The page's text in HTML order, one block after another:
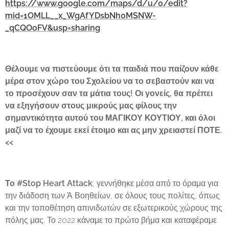
https://www.google.com/maps/d/u/0/edit?
mid=1OMLL__x_WgAfYDsbNh0MSNW-
_qCQOoFV&usp=sharing
Θέλουμε να πιστεύουμε ότι τα παιδιά που παίζουν κάθε
μέρα στον χώρο του Σχολείου να το σεβαστούν και να
το προσέχουν σαν τα μάτια τους! Οι γονείς, θα πρέπει
να εξηγήσουν στους μικρούς μας φίλους την
σημαντικότητα αυτού του ΜΑΓΙΚΟΥ ΚΟΥΤΙΟΥ, και όλοι
μαζί να το έχουμε εκεί έτοιμο και ας μην χρειαστεί ΠΟΤΕ.
<<
Το #Stop Heart Attack, γεννήθηκε μέσα από το όραμα για
την διάδοση των Ά Βοηθείων, σε όλους τους πολίτες, όπως
και την τοποθέτηση απινιδωτών σε εξωτερικούς χώρους της
πόλης μας. Το 2022 κάναμε το πρώτο βήμα και καταφέραμε